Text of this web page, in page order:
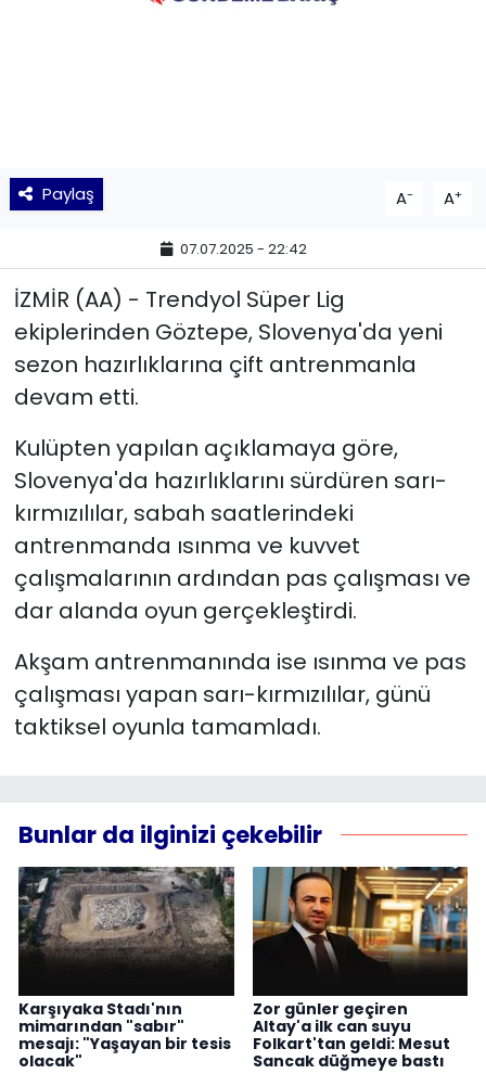
Paylaş A- A+
07.07.2025 - 22:42
İZMİR (AA) - Trendyol Süper Lig
ekiplerinden Göztepe, Slovenya'da yeni
sezon hazırlıklarına çift antrenmanla
devam etti.
Kulüpten yapılan açıklamaya göre,
Slovenya'da hazırlıklarını sürdüren sarı-
kırmızılılar, sabah saatlerindeki
antrenmanda ısınma ve kuvvet
çalışmalarının ardından pas çalışması ve
dar alanda oyun gerçekleştirdi.
Akşam antrenmanında ise ısınma ve pas
çalışması yapan sarı-kırmızılılar, günü
taktiksel oyunla tamamladı.
Bunlar da ilginizi çekebilir
Karşıyaka Stadı'nın
mimarından "sabır"
mesajı: "Yaşayan bir tesis
olacak"
Zor günler geçiren
Altay'a ilk can suyu
Folkart'tan geldi: Mesut
Sancak düğmeye bastı
SAĞLIK
SPOR
TEKNOLOJİ
YEREL POLİTİKA
YEREL YÖNETİMLER
Yurt